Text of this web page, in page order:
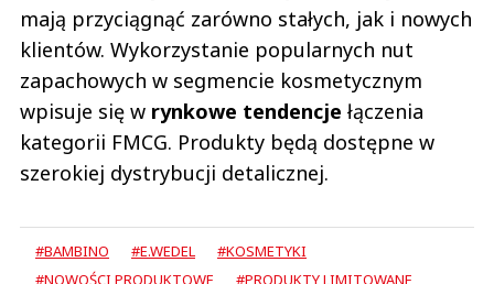
mają przyciągnąć zarówno stałych, jak i nowych
klientów. Wykorzystanie popularnych nut
zapachowych w segmencie kosmetycznym
wpisuje się w rynkowe tendencje łączenia
kategorii FMCG. Produkty będą dostępne w
szerokiej dystrybucji detalicznej.
#BAMBINO #E.WEDEL
#KOSMETYKI
#NOWOŚCI PRODUKTOWE
#PRODUKTY LIMITOWANE